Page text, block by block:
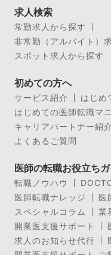
求人検索
常勤求人から探す
非常勤（アルバイト）
スポット求人から探す
初めての方へ
サービス紹介
はじめ
はじめての医師転職マ
キャリアパートナー紹介
よくあるご質問
医師の転職お役立ち
転職ノウハウ
医師転職ナレッジ
医
スペシャルコラム
業
開業医支援サポート
求人のお知らせ代行